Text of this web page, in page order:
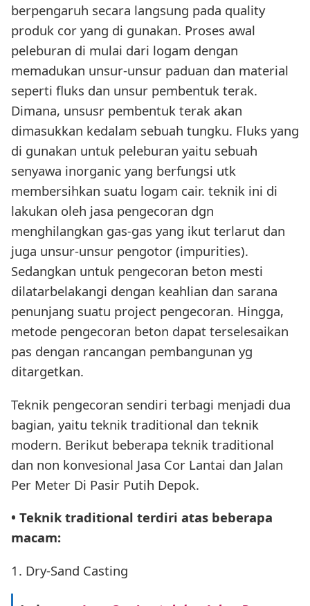
berpengaruh secara langsung pada quality
produk cor yang di gunakan. Proses awal
peleburan di mulai dari logam dengan
memadukan unsur-unsur paduan dan material
seperti fluks dan unsur pembentuk terak.
Dimana, unsusr pembentuk terak akan
dimasukkan kedalam sebuah tungku. Fluks yang
di gunakan untuk peleburan yaitu sebuah
senyawa inorganic yang berfungsi utk
membersihkan suatu logam cair. teknik ini di
lakukan oleh jasa pengecoran dgn
menghilangkan gas-gas yang ikut terlarut dan
juga unsur-unsur pengotor (impurities).
Sedangkan untuk pengecoran beton mesti
dilatarbelakangi dengan keahlian dan sarana
penunjang suatu project pengecoran. Hingga,
metode pengecoran beton dapat terselesaikan
pas dengan rancangan pembangunan yg
ditargetkan.
Teknik pengecoran sendiri terbagi menjadi dua
bagian, yaitu teknik traditional dan teknik
modern. Berikut beberapa teknik traditional
dan non konvesional Jasa Cor Lantai dan Jalan
Per Meter Di Pasir Putih Depok.
• Teknik traditional terdiri atas beberapa
macam:
1. Dry-Sand Casting